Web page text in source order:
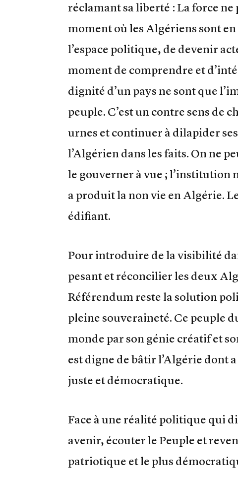
réclamant sa liberté : La force
moment où les Algériens sont
l’espace politique, de devenir
moment de comprendre et
dignité d’un pays ne sont que
peuple. C’est un contre sens de
urnes et continuer à dilapider
l’Algérien dans les faits. On ne
le gouverner à vue ; l’institution
a produit la non vie en Algérie.
édifiant.
Pour introduire de la visibilité
pesant et réconcilier les deux
Référendum reste la solution
pleine souveraineté. Ce peuple
monde par son génie créatif et
est digne de bâtir l’Algérie dont
juste et démocratique.
Face à une réalité politique qui
avenir, écouter le Peuple et
patriotique et le plus